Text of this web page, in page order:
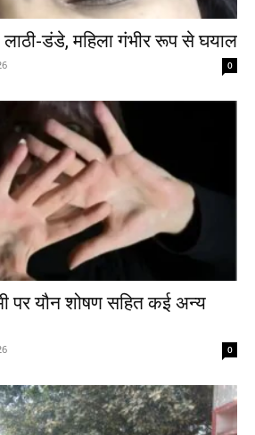
लाठी-डंडे, महिला गंभीर रूप से घयाल
0
पर यौन शोषण सहित कई अन्य
0